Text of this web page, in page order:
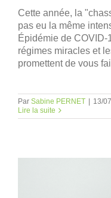
Cette année, la
pas eu la même
Épidémie de
régimes miracles et
promettent de vous
Par Sabine PERNET 13/
Lire la suite